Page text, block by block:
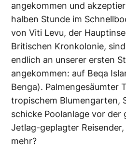
angekommen und
halben Stunde im
von Viti Levu, der
Britischen Kronkolonie,
endlich an unserer ersten
angekommen: auf Beqa
Benga). Palmengesäumter
tropischem Blumengarten,
schicke Poolanlage vor der
Jetlag-geplagter
mehr?